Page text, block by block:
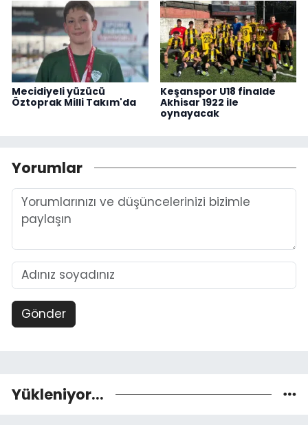
Mecidiyeli yüzücü
Öztoprak Milli Takım'da
Keşanspor U18 finalde
Akhisar 1922 ile
oynayacak
Yorumlar
Gönder
Yükleniyor...